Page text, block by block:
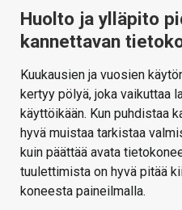
Huolto ja ylläpito
kannettavan
Kuukausien ja vuosien
kertyy pölyä, joka vaikuttaa
käyttöikään. Kun puhdistaa
hyvä muistaa tarkistaa
kuin päättää avata
tuulettimista on hyvä pitää
koneesta paineilmalla.